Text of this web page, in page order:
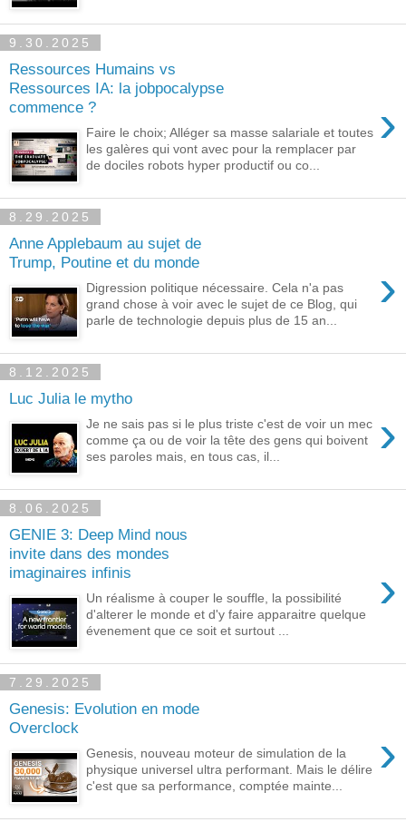
9.30.2025
Ressources Humains vs
Ressources IA: la jobpocalypse
commence ?
›
Faire le choix; Alléger sa masse salariale et toutes
les galères qui vont avec pour la remplacer par
de dociles robots hyper productif ou co...
8.29.2025
Anne Applebaum au sujet de
Trump, Poutine et du monde
›
Digression politique nécessaire. Cela n'a pas
grand chose à voir avec le sujet de ce Blog, qui
parle de technologie depuis plus de 15 an...
8.12.2025
Luc Julia le mytho
›
Je ne sais pas si le plus triste c'est de voir un mec
comme ça ou de voir la tête des gens qui boivent
ses paroles mais, en tous cas, il...
8.06.2025
GENIE 3: Deep Mind nous
invite dans des mondes
imaginaires infinis
›
Un réalisme à couper le souffle, la possibilité
d'alterer le monde et d'y faire apparaitre quelque
évenement que ce soit et surtout ...
7.29.2025
Genesis: Evolution en mode
Overclock
›
Genesis, nouveau moteur de simulation de la
physique universel ultra performant. Mais le délire
c'est que sa performance, comptée mainte...